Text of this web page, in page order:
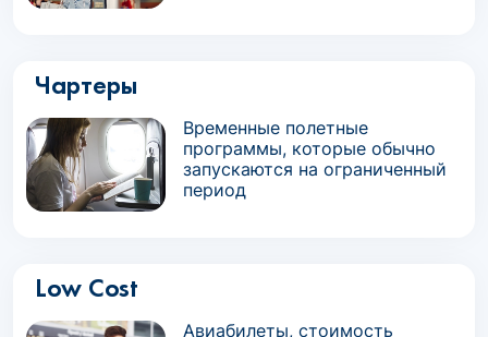
Чартеры
Временные полетные
программы, которые обычно
запускаются на ограниченный
период
Low Cost
Авиабилеты, стоимость